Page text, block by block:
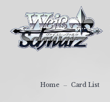
ァ
Home Card List